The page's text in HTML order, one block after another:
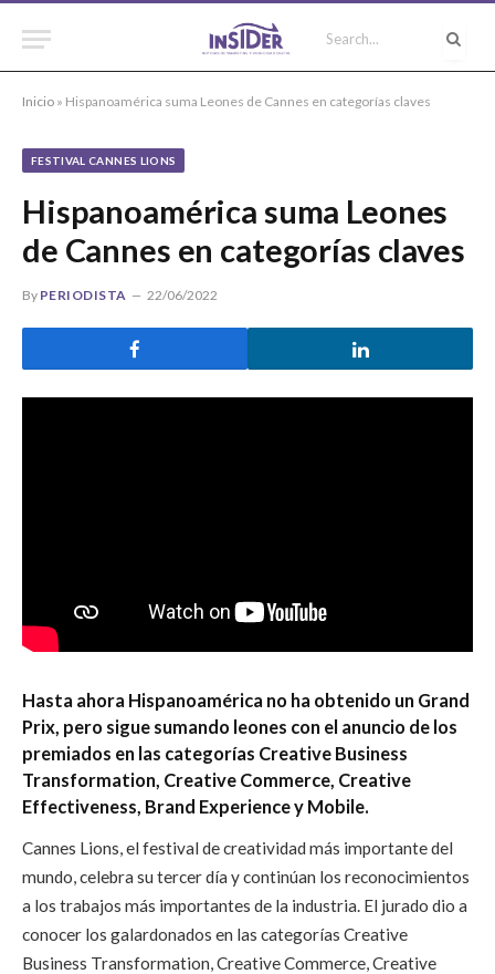
Inicio » Hispanoamérica suma Leones de Cannes en categorías claves
FESTIVAL CANNES LIONS
Hispanoamérica suma Leones
de Cannes en categorías claves
By PERIODISTA 22/06/2022
Hasta ahora Hispanoamérica no ha obtenido un Grand
Prix, pero sigue sumando leones con el anuncio de los
premiados en las categorías Creative Business
Transformation, Creative Commerce, Creative
Effectiveness, Brand Experience y Mobile.
Cannes Lions, el festival de creatividad más importante del
mundo, celebra su tercer día y continúan los reconocimientos
a los trabajos más importantes de la industria. El jurado dio a
conocer los galardonados en las categorías Creative
Business Transformation, Creative Commerce, Creative